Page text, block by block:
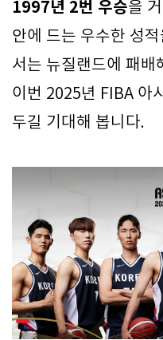
1997년 2번 우승을
안에 드는 우수한 성
서는 뉴질랜드에 패배
이번 2025년 FIBA 아
두길 기대해 봅니다.